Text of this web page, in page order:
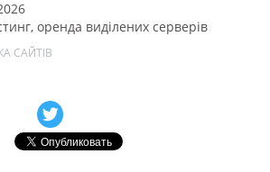
оренда виділених серверів
САЙТІВ